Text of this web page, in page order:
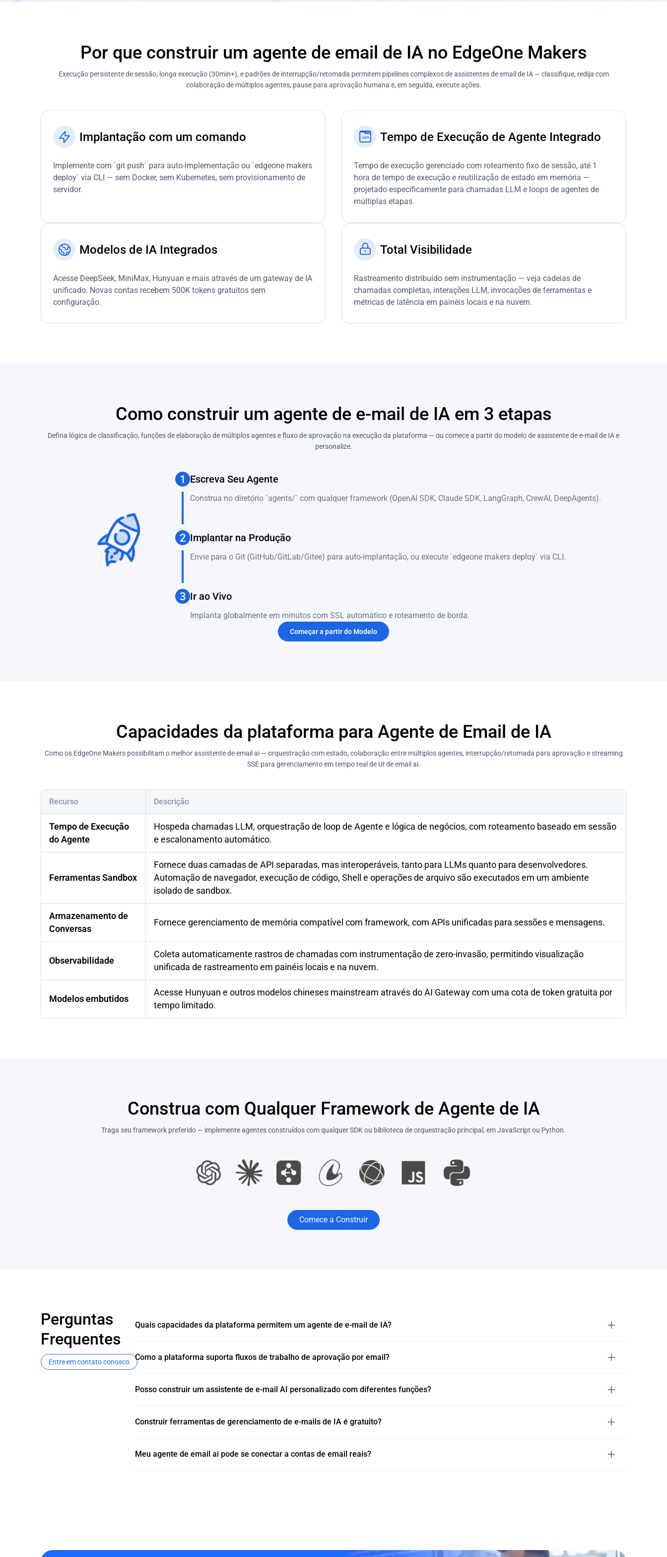
Por que construir um agente de email de IA no EdgeOne Makers
Execução persistente de sessão, longa execução (30min+), e padrões de interrupção/retomada permitem pipelines complexos de assistentes de email de IA — classifique, redija com
colaboração de múltiplos agentes, pause para aprovação humana e, em seguida, execute ações.
Implantação com um comando
Implemente com `git push` para auto-implementação ou `edgeone makers
deploy` via CLI — sem Docker, sem Kubernetes, sem provisionamento de
servidor.
Tempo de Execução de Agente Integrado
Tempo de execução gerenciado com roteamento fixo de sessão, até 1
hora de tempo de execução e reutilização de estado em memória —
projetado especificamente para chamadas LLM e loops de agentes de
múltiplas etapas.
Modelos de IA Integrados
Acesse DeepSeek, MiniMax, Hunyuan e mais através de um gateway de IA
unificado. Novas contas recebem 500K tokens gratuitos sem
configuração.
Total Visibilidade
Rastreamento distribuído sem instrumentação — veja cadeias de
chamadas completas, interações LLM, invocações de ferramentas e
métricas de latência em painéis locais e na nuvem.
Como construir um agente de e-mail de IA em 3 etapas
Defina lógica de classificação, funções de elaboração de múltiplos agentes e fluxo de aprovação na execução da plataforma — ou comece a partir do modelo de assistente de e-mail de IA e
personalize.
1 Escreva Seu Agente
Construa no diretório `agents/` com qualquer framework (OpenAI SDK, Claude SDK, LangGraph, CrewAI, DeepAgents).
2 Implantar na Produção
Envie para o Git (GitHub/GitLab/Gitee) para auto-implantação, ou execute `edgeone makers deploy` via CLI.
3 Ir ao Vivo
Implanta globalmente em minutos com SSL automático e roteamento de borda.
Começar a partir do Modelo
Capacidades da plataforma para Agente de Email de IA
Como os EdgeOne Makers possibilitam o melhor assistente de email ai — orquestração com estado, colaboração entre múltiplos agentes, interrupção/retomada para aprovação e streaming
SSE para gerenciamento em tempo real de UI de email ai.
Recurso Descrição
Tempo de Execução
do Agente
Hospeda chamadas LLM, orquestração de loop de Agente e lógica de negócios, com roteamento baseado em sessão
e escalonamento automático.
Ferramentas Sandbox
Fornece duas camadas de API separadas, mas interoperáveis, tanto para LLMs quanto para desenvolvedores.
Automação de navegador, execução de código, Shell e operações de arquivo são executados em um ambiente
isolado de sandbox.
Armazenamento de
Conversas
Fornece gerenciamento de memória compatível com framework, com APIs unificadas para sessões e mensagens.
Observabilidade
Coleta automaticamente rastros de chamadas com instrumentação de zero-invasão, permitindo visualização
unificada de rastreamento em painéis locais e na nuvem.
Modelos embutidos
Acesse Hunyuan e outros modelos chineses mainstream através do AI Gateway com uma cota de token gratuita por
tempo limitado.
Construa com Qualquer Framework de Agente de IA
Traga seu framework preferido — implemente agentes construídos com qualquer SDK ou biblioteca de orquestração principal, em JavaScript ou Python.
Comece a Construir
Perguntas
Frequentes
Entre em contato conosco
Quais capacidades da plataforma permitem um agente de e-mail de IA?
Como a plataforma suporta fluxos de trabalho de aprovação por email?
Posso construir um assistente de e-mail AI personalizado com diferentes funções?
Construir ferramentas de gerenciamento de e-mails de IA é gratuito?
Meu agente de email ai pode se conectar a contas de email reais?